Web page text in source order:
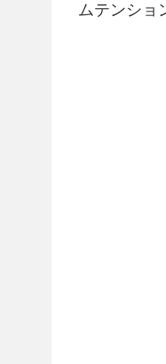
ムテンショ